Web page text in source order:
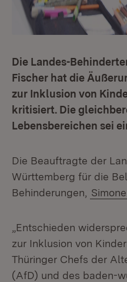
Die Landes-
Fischer hat die
zur Inklusion von
kritisiert. Die
Lebensbereichen sei
Die Beauftragte der
Württemberg für die
Behinderungen,
„Entschieden
zur Inklusion von
Thüringer Chefs der
(AfD) und des baden-